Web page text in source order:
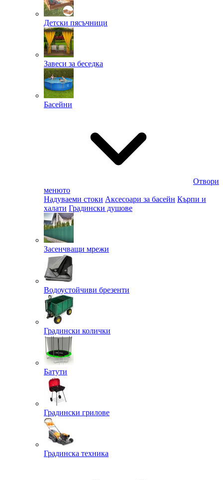
Детски пясъчници
Завеси за беседка
Басейни
Отвори
менюто
Надуваеми стоки Аксесоари за басейн Кърпи и
халати Градински душове
Засенчващи мрежи
Водоустойчиви брезенти
Градински колички
Батути
Градински грилове
Градинска техника